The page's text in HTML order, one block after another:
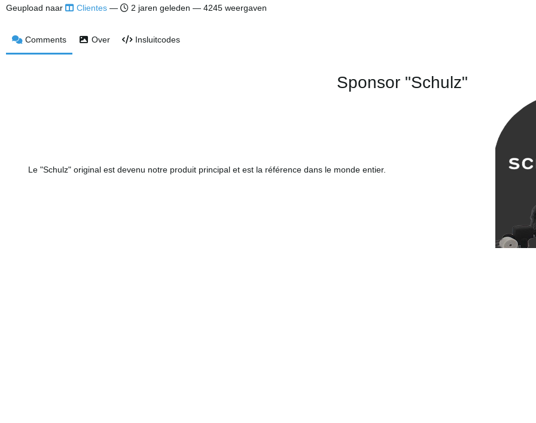
Geupload naar
Clientes — 2 jaren geleden — 4245 weergaven
Comments Over Insluitcodes
Sponsor "Schulz"
Le "Schulz" original est devenu notre produit principal et est la référence dans le monde entier.